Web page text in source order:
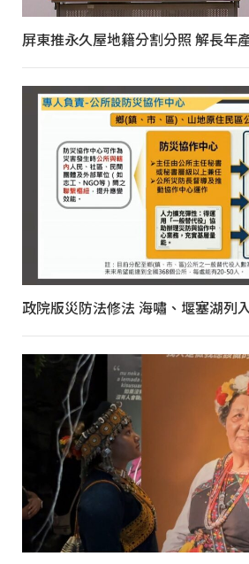
屏東推永久屋地籍分割分照 解長年
政院版災防法修法 海嘯、堰塞湖列